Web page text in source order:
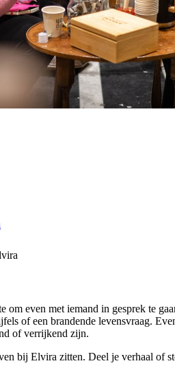
om even met iemand in gesprek te
of een brandende levensvraag.
of verrijkend zijn.
bij Elvira zitten. Deel je verhaal of